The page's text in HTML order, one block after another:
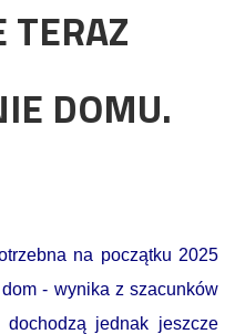
TERAZ
DOMU.
na początku 2025
- wynika z szacunków
jednak jeszcze